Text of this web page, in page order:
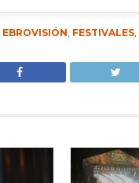
EBROVISIÓN, FESTIVALES,